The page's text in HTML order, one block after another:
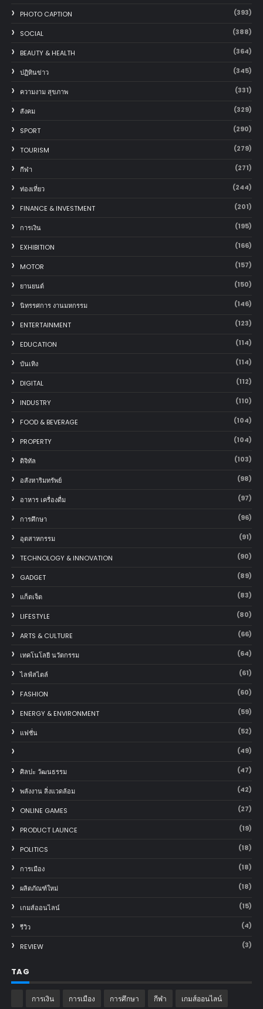
PHOTO CAPTION (393)
SOCIAL (388)
BEAUTY & HEALTH (364)
ปฏิทินข่าว (345)
ความงาม สุขภาพ (331)
สังคม (329)
SPORT (290)
TOURISM (279)
กีฬา (271)
ท่องเที่ยว (244)
FINANCE & INVESTMENT (201)
การเงิน (195)
EXHIBITION (166)
MOTOR (157)
‎ยานยนต์‎ (150)
นิทรรศการ งานมหกรรม (146)
ENTERTAINMENT (123)
EDUCATION (114)
บันเทิง (114)
DIGITAL (112)
INDUSTRY (110)
FOOD & BEVERAGE (104)
PROPERTY (104)
ดิจิทัล (103)
อสังหาริมทรัพย์ (98)
อาหาร เครื่องดื่ม (97)
การศึกษา (96)
อุตสาหกรรม (91)
TECHNOLOGY & INNOVATION (90)
GADGET (89)
แก็ตเจ็ต (83)
LIFESTYLE (80)
ARTS & CULTURE (66)
เทคโนโลยี นวัตกรรม (64)
ไลฟ์สไตล์ (61)
FASHION (60)
ENERGY & ENVIRONMENT (59)
แฟชั่น (52)
(49)
ศิลปะ วัฒนธรรม (47)
พลังงาน สิ่งแวดล้อม (42)
ONLINE GAMES (27)
PRODUCT LAUNCE (19)
POLITICS (18)
การเมือง (18)
ผลิตภัณฑ์ใหม่ (18)
เกมส์ออนไลน์ (15)
รีวิว (4)
REVIEW (3)
TAG
การเงิน การเมือง การศึกษา กีฬา เกมส์ออนไลน์